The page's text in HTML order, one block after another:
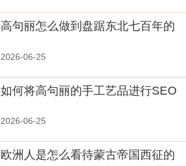
高句丽怎么做到盘踞东北七百年的
2026-06-25
如何将高句丽的手工艺品进行SEO
2026-06-25
欧洲人是怎么看待蒙古帝国西征的